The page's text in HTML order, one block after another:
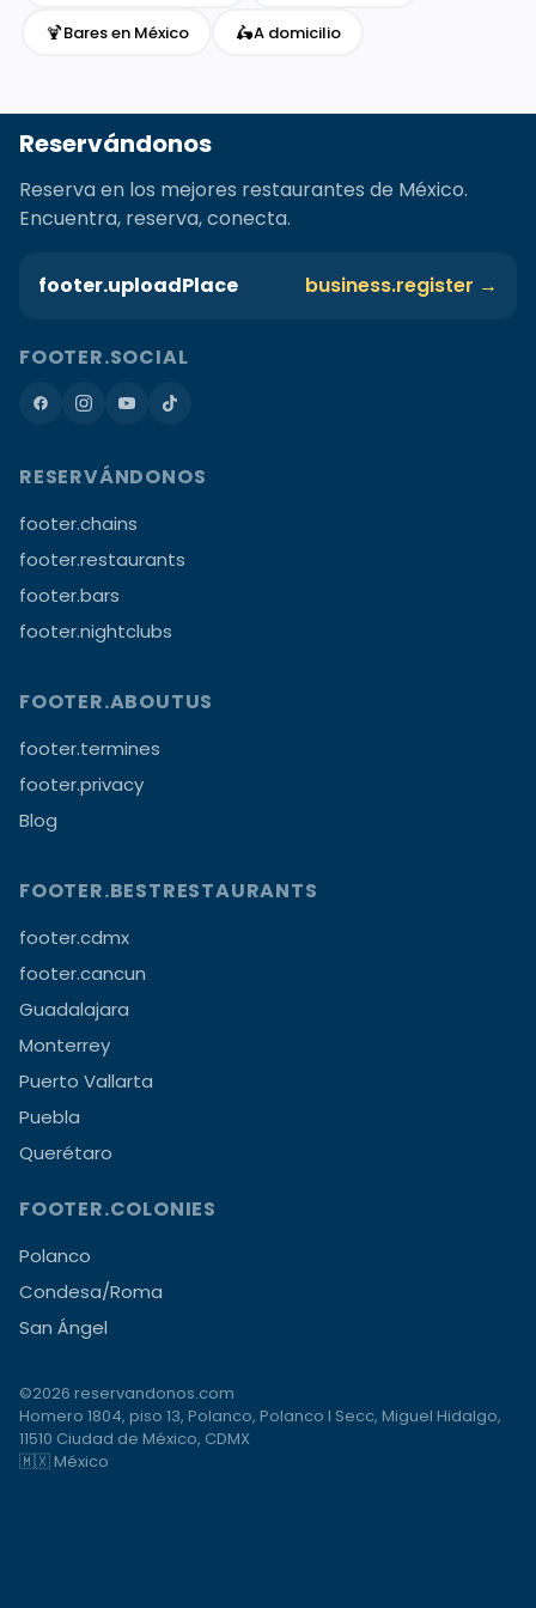
🍹Bares en México 🛵A domicilio
Reservándonos
Reserva en los mejores restaurantes de México.
Encuentra, reserva, conecta.
footer.uploadPlace business.register →
FOOTER.SOCIAL
RESERVÁNDONOS
footer.chains
footer.restaurants
footer.bars
footer.nightclubs
FOOTER.ABOUTUS
footer.termines
footer.privacy
Blog
FOOTER.BESTRESTAURANTS
footer.cdmx
footer.cancun
Guadalajara
Monterrey
Puerto Vallarta
Puebla
Querétaro
FOOTER.COLONIES
Polanco
Condesa/Roma
San Ángel
©2026 reservandonos.com
Homero 1804, piso 13, Polanco, Polanco I Secc, Miguel Hidalgo,
11510 Ciudad de México, CDMX
🇲🇽 México